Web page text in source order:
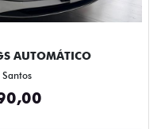
AUTOMÁTICO